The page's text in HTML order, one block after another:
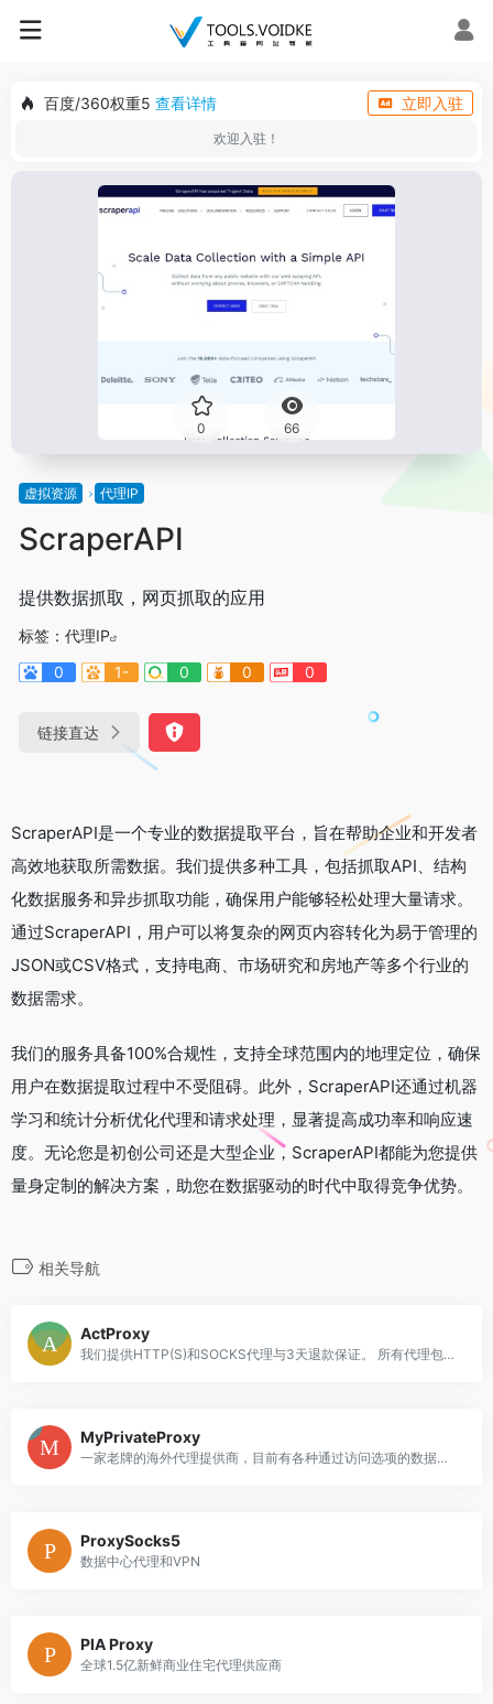
百度/360权重5 查看详情 立即入驻
欢迎入驻！
0 66
虚拟资源 代理IP
ScraperAPI
提供数据抓取，网页抓取的应用
标签： 代理IP
0
1- 0 0 0
链接直达
ScraperAPI是一个专业的数据提取平台，旨在帮助企业和开发者
高效地获取所需数据。我们提供多种工具，包括抓取API、结构
化数据服务和异步抓取功能，确保用户能够轻松处理大量请求。
通过ScraperAPI，用户可以将复杂的网页内容转化为易于管理的
JSON或CSV格式，支持电商、市场研究和房地产等多个行业的
数据需求。
我们的服务具备100%合规性，支持全球范围内的地理定位，确保
用户在数据提取过程中不受阻碍。此外，ScraperAPI还通过机器
学习和统计分析优化代理和请求处理，显著提高成功率和响应速
度。无论您是初创公司还是大型企业，ScraperAPI都能为您提供
量身定制的解决方案，助您在数据驱动的时代中取得竞争优势。
相关导航
ActProxy
我们提供HTTP(S)和SOCKS代理与3天退款保证。 所有代理包括多城市、多子网、免费设置、用户/通道和IP认证。
MyPrivateProxy
一家老牌的海外代理提供商，目前有各种通过访问选项的数据中心代理，存在共享、私人与专用代理可供选择.
ProxySocks5
数据中心代理和VPN
PIA Proxy
全球1.5亿新鲜商业住宅代理供应商